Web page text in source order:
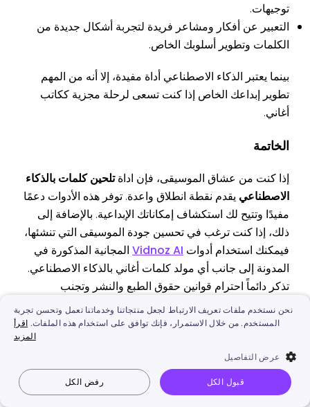
توجيهات.
التعبير عن أفكار ومشاعر فريدة لتجربة أشكال جديدة من
الكلمات وتطوير أسلوبك الخاص.
بينما يعتبر الذكاء الاصطناعي أداة مفيدة، إلا أنه من المهم
تطوير إبداعك الخاص إذا كنت تسعى لرحلة مجزية ككاتب
أغاني.
الخاتمة
إذا كنت من عشاق الموسيقى، فإن اداةتلحين كلمات بالذكاء
الاصطناعي يقدم نقطة انطلاق واعدة. توفر هذه الأدوات دعمًا
مفيدًا وتتيح لك استكشاف إمكاناتك الإبداعية. بالإضافة إلى
ذلك، إذا كنت ترغب في تحسين جودة الموسيقى التي تنشئها،
فيمكنك استخدام أدوات Vidnoz AI المجانية المذكورة في
المدونة إلى جانب أي مولد كلمات أغاني بالذكاء الاصطناعي.
تذكر دائماً احترام قوانين حقوق الطبع والنشر وتجنب
استخدام الموسيقى المحمية بحقوق الطبع والنشر لأغراض
غير قانونية. كن مبدعاً واستمتع برحلة إنشاء الموسيقى.
المزيد من Vidnoz Vidnoz AI جعل الصورة تتكلم صورة إلى فيديو نص إلى فيديو
نحن نستخدم ملفات تعريف الارتباط لجعل منتجاتنا وخدماتنا تعمل وتحسن تجربة
المستخدم. من خلال الاستمرار، فإنك توافق على استخدام هذه الملفات. اقرأ
المزيد
عرض التفاصيل
قبول الكل رفض الكل